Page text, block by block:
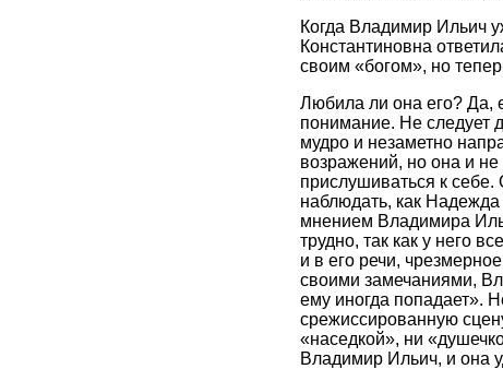
Когда Владимир Ильич
Константиновна
своим «богом», но
Любила ли она его? Да,
понимание. Не следует
мудро и незаметно
возражений, но она и
прислушиваться к
наблюдать, как
мнением Владимира
трудно, так как у него
и в его речи,
своими замечаниями,
ему иногда попадает».
срежиссированную
«наседкой», ни
Владимир Ильич, и она